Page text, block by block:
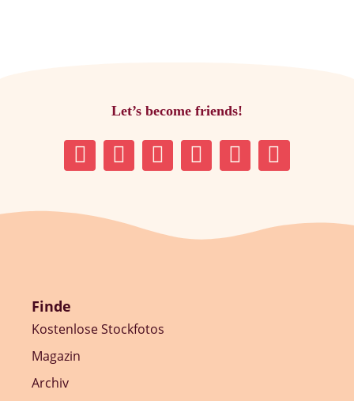
Let’s become friends!
Finde
Kostenlose Stockfotos
Magazin
Archiv